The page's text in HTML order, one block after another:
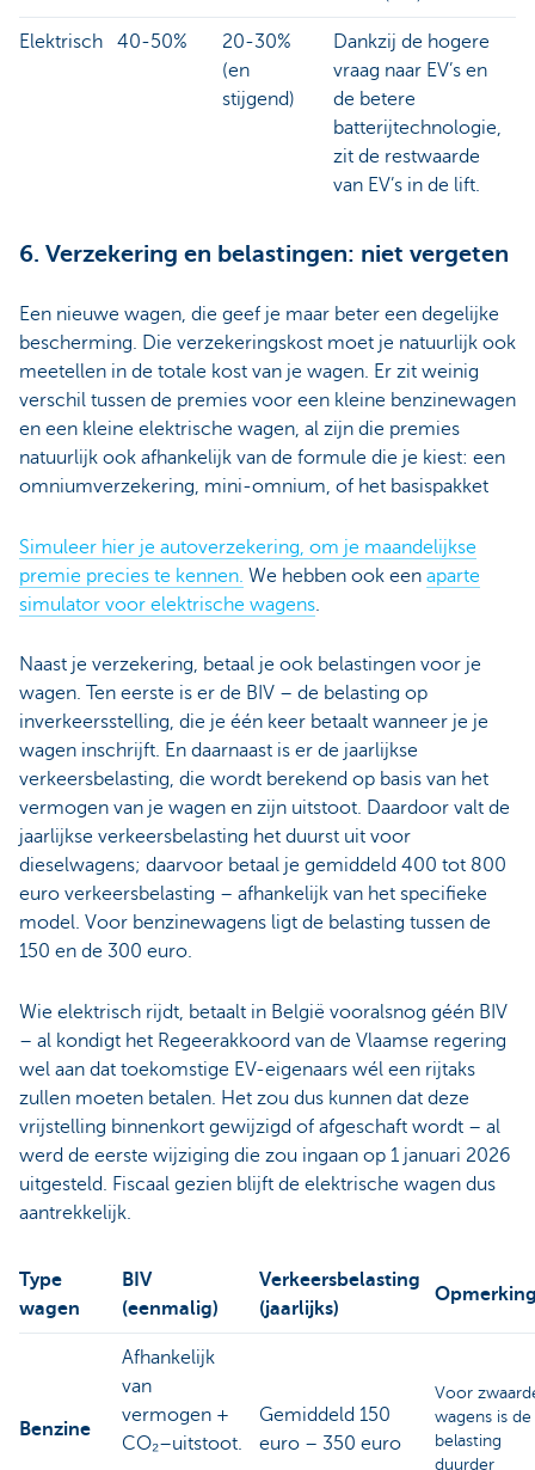
Elektrisch 40-50%
20-30%
(en
stijgend)
Dankzij de hogere
vraag naar EV’s en
de betere
batterijtechnologie,
zit de restwaarde
van EV’s in de lift.
6. Verzekering en belastingen: niet vergeten
Een nieuwe wagen, die geef je maar beter een degelijke
bescherming. Die verzekeringskost moet je natuurlijk ook
meetellen in de totale kost van je wagen. Er zit weinig
verschil tussen de premies voor een kleine benzinewagen
en een kleine elektrische wagen, al zijn die premies
natuurlijk ook afhankelijk van de formule die je kiest: een
omniumverzekering, mini-omnium, of het basispakket
Simuleer hier je autoverzekering, om je maandelijkse
premie precies te kennen. We hebben ook een aparte
simulator voor elektrische wagens.
Naast je verzekering, betaal je ook belastingen voor je
wagen. Ten eerste is er de BIV – de belasting op
inverkeersstelling, die je één keer betaalt wanneer je je
wagen inschrijft. En daarnaast is er de jaarlijkse
verkeersbelasting, die wordt berekend op basis van het
vermogen van je wagen en zijn uitstoot. Daardoor valt de
jaarlijkse verkeersbelasting het duurst uit voor
dieselwagens; daarvoor betaal je gemiddeld 400 tot 800
euro verkeersbelasting – afhankelijk van het specifieke
model. Voor benzinewagens ligt de belasting tussen de
150 en de 300 euro.
Wie elektrisch rijdt, betaalt in België vooralsnog géén BIV
– al kondigt het Regeerakkoord van de Vlaamse regering
wel aan dat toekomstige EV-eigenaars wél een rijtaks
zullen moeten betalen. Het zou dus kunnen dat deze
vrijstelling binnenkort gewijzigd of afgeschaft wordt – al
werd de eerste wijziging die zou ingaan op 1 januari 2026
uitgesteld. Fiscaal gezien blijft de elektrische wagen dus
aantrekkelijk.
Type
wagen
BIV
(eenmalig)
Verkeersbelasting
(jaarlijks)
Benzine
Afhankelijk
van
vermogen +
CO₂–uitstoot.
Gemiddeld 150
euro – 350 euro
Voor
wagens is de
belasting
duurder